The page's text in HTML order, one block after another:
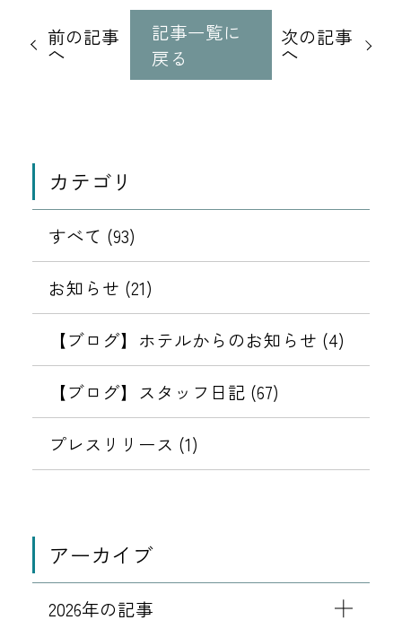
記
事
前の記事
へ
記事一覧に
戻る
次の記事
へ
カテゴリ
すべて (93)
お知らせ (21)
【ブログ】ホテルからのお知らせ (4)
【ブログ】スタッフ日記 (67)
プレスリリース (1)
アーカイブ
2026年の記事